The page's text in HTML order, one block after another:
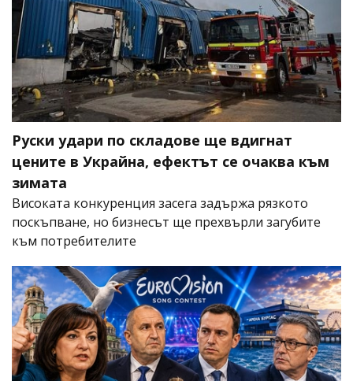
Руски удари по складове ще вдигнат
цените в Украйна, ефектът се очаква към
зимата
Високата конкуренция засега задържа рязкото
поскъпване, но бизнесът ще прехвърли загубите
към потребителите